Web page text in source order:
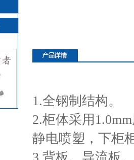
1.全钢制结构。
2.柜体采用
静电喷塑，下柜